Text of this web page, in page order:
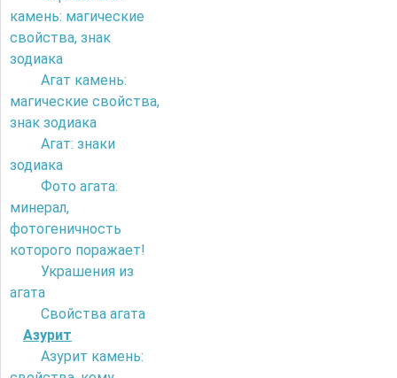
камень: магические
свойства, знак
зодиака
Агат камень:
магические свойства,
знак зодиака
Агат: знаки
зодиака
Фото агата:
минерал,
фотогеничность
которого поражает!
Украшения из
агата
Свойства агата
Азурит
Азурит камень: